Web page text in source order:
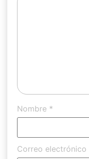
Nombre *
Correo electrónico